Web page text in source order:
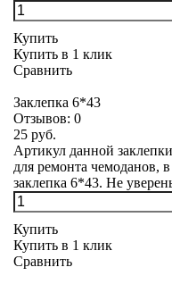
Купить
Купить в 1 клик
Сравнить
Заклепка 6*43
Отзывов: 0
25 руб.
Артикул данной
для ремонта чемоданов,
заклепка 6*43. Не
Купить
Купить в 1 клик
Сравнить